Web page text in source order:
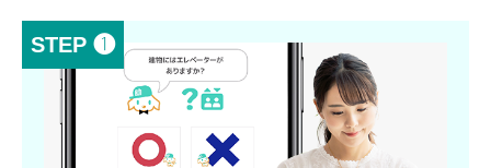
STEP ❶